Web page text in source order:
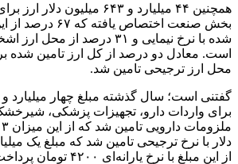
همچنین ۴۴ میلیارد و ۶۴۳ میلیون
بخش صنعت اختصاص
شده با نرخ نیمایی ‌و ۳۱ درصد
است. معادل دو درصد از کل ارز تامین شده
محل ارز ترجیحی تامین شد.
برای واردات دارو، تجهیزات پزشکی،
از این مبلغ با نرخ یارانه‌ای ۴۲۰۰ تومان پرداخت شد.